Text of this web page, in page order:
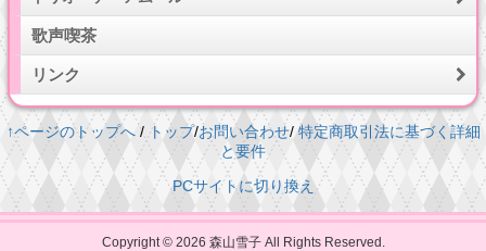
歌声喫茶
リンク
↑ページのトップへ/ トップ/お問い合わせ/ 特定商取引法に基づく詳細
と要件
PCサイトに切り換え
Copyright © 2026 森山雪子All Rights Reserved.